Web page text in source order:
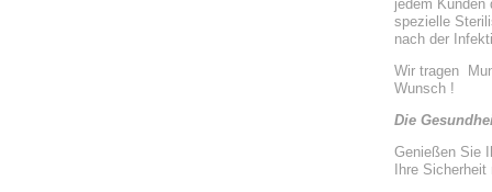
jedem Kunden
spezielle
nach der
Wir tragen
Wunsch !
Die
Genießen Sie
Ihre